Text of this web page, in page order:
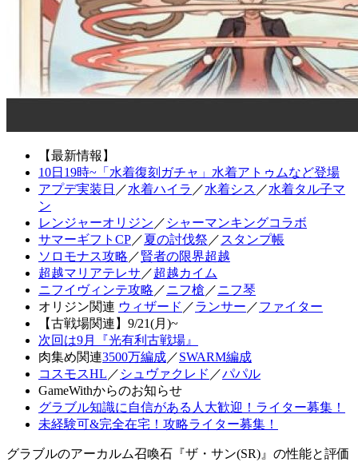
【最新情報】
10日19時~「水着復刻ガチャ」水着アトゥムなど登場
アプデ実装日 ／水着ハイラ ／水着シス ／水着タル子マ
ン
レンジャーオリジン ／ シャーマンキングコラボ
サマーギフトCP／夏の討伐祭 ／ スタンプ帳
ソロモナス攻略 ／賢者の限界超越
超越マリアテレサ ／超越カイム
ニフイヴィンテ攻略 ／ニフ槍 ／ニフ琴
オリジン関連 ウィザード ／ランサー ／ファイター
【古戦場関連】9/21(月)~
次回は9月『光有利古戦場』
肉集め関連3500万編成／SWARM編成
コスモスHL ／ シュヴァクレド ／パパル
GameWithからのお知らせ
グラブル知識に自信がある人大歓迎！ライター募集！
未経験可&完全在宅！攻略ライター募集！
グラブルのアーカルム召喚石『ザ・サン(SR)』の性能と評価